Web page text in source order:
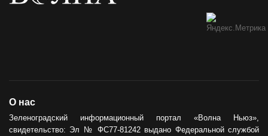
О нас
Зеленоградский информационный портал «Волна Ньюз»,
свидетельство: Эл № ФС77-81242 выдано Федеральной службой